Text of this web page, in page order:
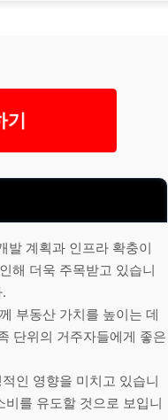
기
발 계획과 인프라 확충이
해 더욱 주목받고 있습니
부동산 가치를 높이는 데
단위의 거주자들에게 좋은
인 영향을 미치고 있습니
를 유도할 것으로 보입니